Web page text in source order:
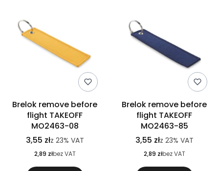
Brelok remove before
flight TAKEOFF
MO2463-08
3,55 złz 23% VAT
2,89 złbez VAT
Brelok remove before
flight TAKEOFF
MO2463-85
3,55 złz 23% VAT
2,89 złbez VAT